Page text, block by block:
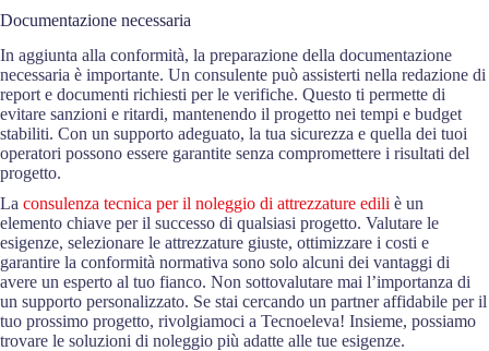
Documentazione necessaria
In aggiunta alla conformità, la preparazione della documentazione
necessaria è importante. Un consulente può assisterti nella redazione di
report e documenti richiesti per le verifiche. Questo ti permette di
evitare sanzioni e ritardi, mantenendo il progetto nei tempi e budget
stabiliti. Con un supporto adeguato, la tua sicurezza e quella dei tuoi
operatori possono essere garantite senza compromettere i risultati del
progetto.
La consulenza tecnica per il noleggio di attrezzature edili è un
elemento chiave per il successo di qualsiasi progetto. Valutare le
esigenze, selezionare le attrezzature giuste, ottimizzare i costi e
garantire la conformità normativa sono solo alcuni dei vantaggi di
avere un esperto al tuo fianco. Non sottovalutare mai l’importanza di
un supporto personalizzato. Se stai cercando un partner affidabile per il
tuo prossimo progetto, rivolgiamoci a Tecnoeleva! Insieme, possiamo
trovare le soluzioni di noleggio più adatte alle tue esigenze.